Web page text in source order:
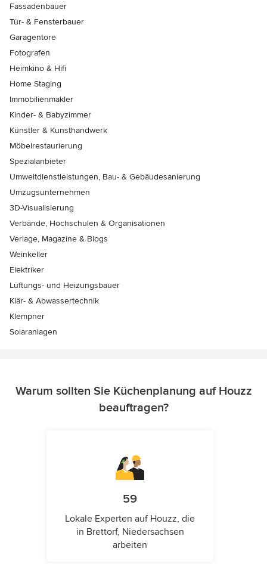
Fassadenbauer
Tür- & Fensterbauer
Garagentore
Fotografen
Heimkino & Hifi
Home Staging
Immobilienmakler
Kinder- & Babyzimmer
Künstler & Kunsthandwerk
Möbelrestaurierung
Spezialanbieter
Umweltdienstleistungen, Bau- & Gebäudesanierung
Umzugsunternehmen
3D-Visualisierung
Verbände, Hochschulen & Organisationen
Verlage, Magazine & Blogs
Weinkeller
Elektriker
Lüftungs- und Heizungsbauer
Klär- & Abwassertechnik
Klempner
Solaranlagen
Warum sollten Sie Küchenplanung auf Houzz
beauftragen?
59
Lokale Experten auf Houzz, die
in Brettorf, Niedersachsen
arbeiten